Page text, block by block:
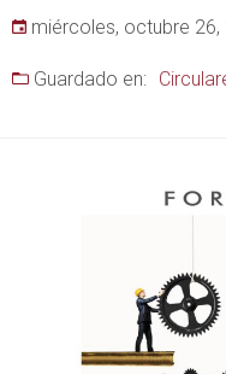
miércoles, octubre 26,
Guardado en: